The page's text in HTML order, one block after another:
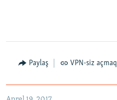
Paylaş VPN-siz açmaq